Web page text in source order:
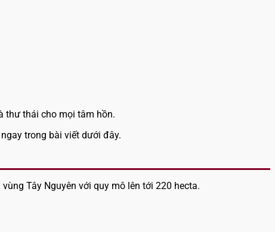
thư thái cho mọi tâm hồn.
trong bài viết dưới đây.
Tây Nguyên với quy mô lên tới 220 hecta.